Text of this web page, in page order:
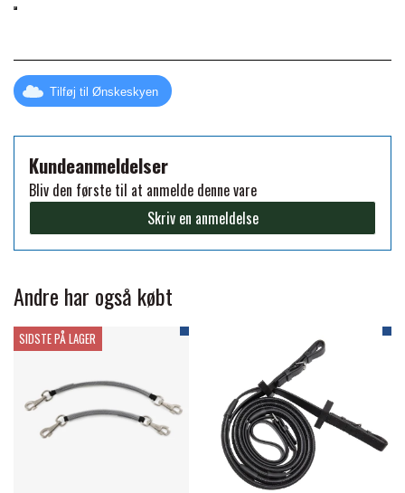
PREMIER EQUINE SADEL TILBEHØR
PREMIER EQUINE SADELUNDERLAG
PREMIER EQUINE PADS
PREMIER EQUINE BENBESKYTTELSE
PREMIER EQUINE TRANSPORT
BESKYTTELSE
PREMIER EQUINE KØLETERAPI
GP TACK
HAPPY MOUTH
HEVARI
KÄLLQUIST EQUESTIAN
LEMIEUX
Tilføj til Ønskeskyen
Kundeanmeldelser
Bliv den første til at anmelde denne vare
Skriv en anmeldelse
Andre har også købt
SIDSTE PÅ LAGER